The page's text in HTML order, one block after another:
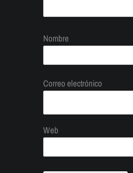
Nombre
Correo electrónico
Web